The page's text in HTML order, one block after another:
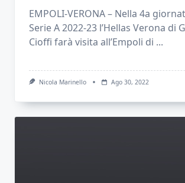
EMPOLI-VERONA – Nella 4a
Serie A 2022-23 l’Hellas Verona di
Cioffi farà visita all’Empoli di ...
Nicola Marinello Ago 30, 2022